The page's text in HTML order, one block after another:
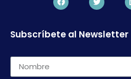
Subscríbete al Newsletter